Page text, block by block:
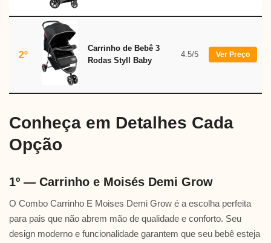
2º
Carrinho de Bebê 3
Rodas Styll Baby
4.5/5 Ver Preço
Conheça em Detalhes Cada
Opção
1º — Carrinho e Moisés Demi Grow
O Combo Carrinho E Moises Demi Grow é a escolha perfeita
para pais que não abrem mão de qualidade e conforto. Seu
design moderno e funcionalidade garantem que seu bebê esteja